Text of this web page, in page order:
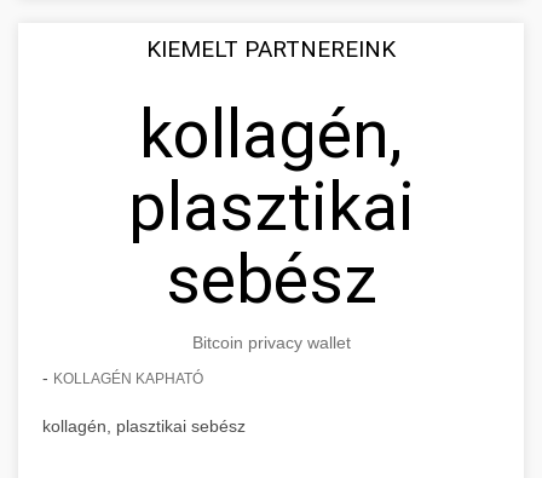
KIEMELT PARTNEREINK
kollagén,
plasztikai
sebész
Bitcoin privacy wallet
- KOLLAGÉN KAPHATÓ
kollagén, plasztikai sebész